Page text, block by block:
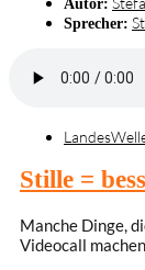
Autor:
Sprecher:
Stille =
Manche Dinge,
Videocall